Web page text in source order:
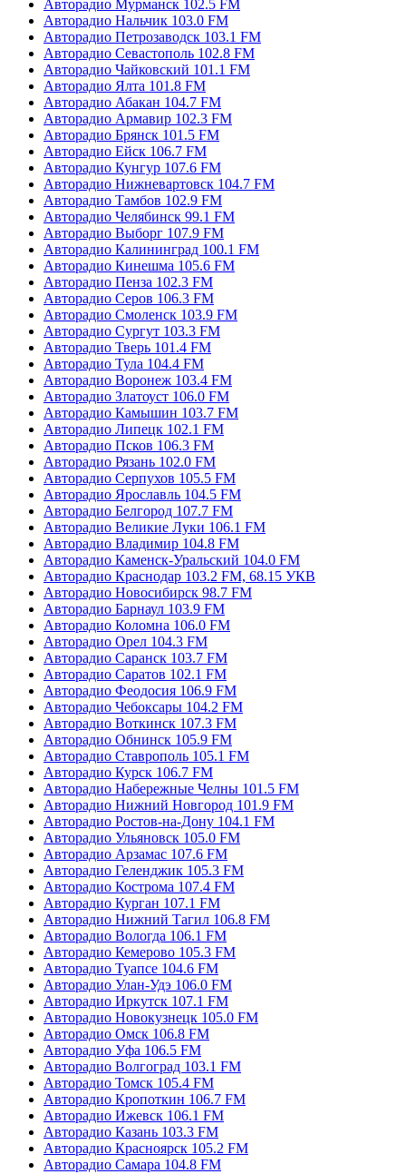
Авторадио Мурманск 102.5 FM
Авторадио Нальчик 103.0 FM
Авторадио Петрозаводск 103.1 FM
Авторадио Севастополь 102.8 FM
Авторадио Чайковский 101.1 FM
Авторадио Ялта 101.8 FM
Авторадио Абакан 104.7 FM
Авторадио Армавир 102.3 FM
Авторадио Брянск 101.5 FM
Авторадио Ейск 106.7 FM
Авторадио Кунгур 107.6 FM
Авторадио Нижневартовск 104.7 FM
Авторадио Тамбов 102.9 FM
Авторадио Челябинск 99.1 FM
Авторадио Выборг 107.9 FM
Авторадио Калининград 100.1 FM
Авторадио Кинешма 105.6 FM
Авторадио Пенза 102.3 FM
Авторадио Серов 106.3 FM
Авторадио Смоленск 103.9 FM
Авторадио Сургут 103.3 FM
Авторадио Тверь 101.4 FM
Авторадио Тула 104.4 FM
Авторадио Воронеж 103.4 FM
Авторадио Златоуст 106.0 FM
Авторадио Камышин 103.7 FM
Авторадио Липецк 102.1 FM
Авторадио Псков 106.3 FM
Авторадио Рязань 102.0 FM
Авторадио Серпухов 105.5 FM
Авторадио Ярославль 104.5 FM
Авторадио Белгород 107.7 FM
Авторадио Великие Луки 106.1 FM
Авторадио Владимир 104.8 FM
Авторадио Каменск-Уральский 104.0 FM
Авторадио Краснодар 103.2 FM, 68.15 УКВ
Авторадио Новосибирск 98.7 FM
Авторадио Барнаул 103.9 FM
Авторадио Коломна 106.0 FM
Авторадио Орел 104.3 FM
Авторадио Саранск 103.7 FM
Авторадио Саратов 102.1 FM
Авторадио Феодосия 106.9 FM
Авторадио Чебоксары 104.2 FM
Авторадио Воткинск 107.3 FM
Авторадио Обнинск 105.9 FM
Авторадио Ставрополь 105.1 FM
Авторадио Курск 106.7 FM
Авторадио Набережные Челны 101.5 FM
Авторадио Нижний Новгород 101.9 FM
Авторадио Ростов-на-Дону 104.1 FM
Авторадио Ульяновск 105.0 FM
Авторадио Арзамас 107.6 FM
Авторадио Геленджик 105.3 FM
Авторадио Кострома 107.4 FM
Авторадио Курган 107.1 FM
Авторадио Нижний Тагил 106.8 FM
Авторадио Вологда 106.1 FM
Авторадио Кемерово 105.3 FM
Авторадио Туапсе 104.6 FM
Авторадио Улан-Удэ 106.0 FM
Авторадио Иркутск 107.1 FM
Авторадио Новокузнецк 105.0 FM
Авторадио Омск 106.8 FM
Авторадио Уфа 106.5 FM
Авторадио Волгоград 103.1 FM
Авторадио Томск 105.4 FM
Авторадио Кропоткин 106.7 FM
Авторадио Ижевск 106.1 FM
Авторадио Казань 103.3 FM
Авторадио Красноярск 105.2 FM
Авторадио Самара 104.8 FM